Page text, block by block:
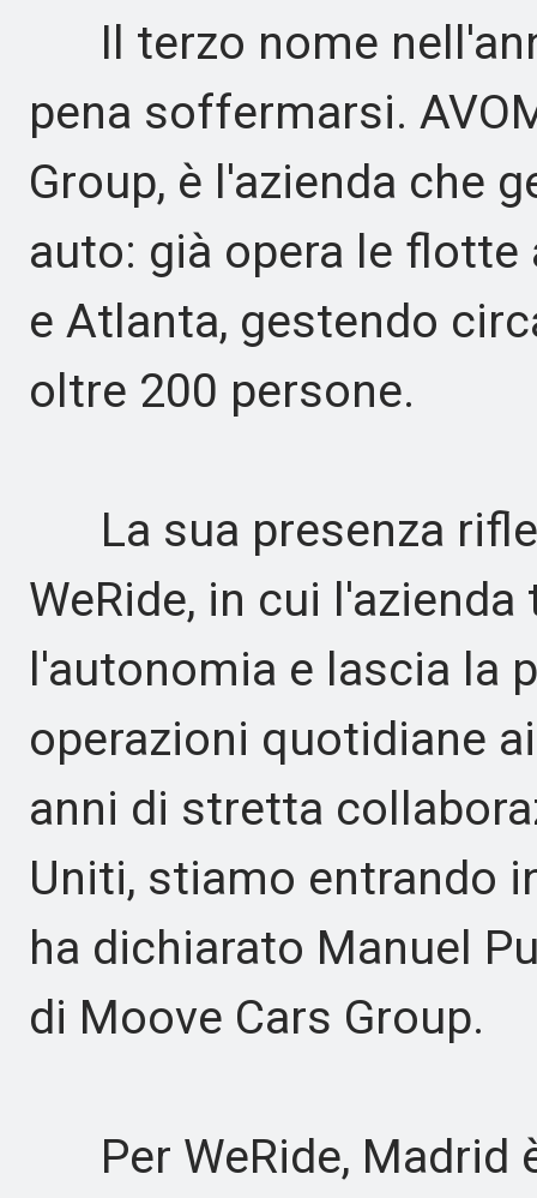
Il terzo nome
pena soffermarsi.
Group, è l'azienda che
auto: già opera le
e Atlanta, gestendo
oltre 200 persone.
La sua presenza
WeRide, in cui
l'autonomia e lascia la
operazioni quotidiane
anni di stretta
Uniti, stiamo entrando
ha dichiarato Manuel
di Moove Cars Group.
Per WeRide, Madrid